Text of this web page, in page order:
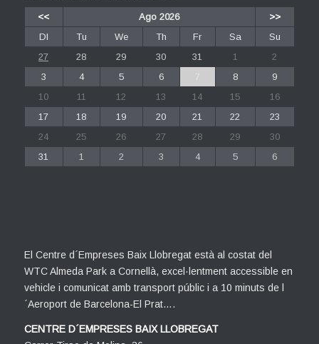
<< Ago 2026
>>
Dl
Tu We Th Fr Sa
Su
27
28 29 30 31 1
2
3
4 5 6 7 8
9
10
11 12 13 14 15
16
17
18 19 20 21 22
23
24
25 26 27 28 29
30
31
1 2 3 4 5 6
El Centre d´Empreses Baix Llobregat està al costat del
WTC Almeda Park a Cornellà, excel·lentment accessible en
vehicle i comunicat amb transport públic i a 10 minuts de l
´Aeroport de Barcelona-El Prat….
CENTRE D´EMPRESES BAIX LLOBREGAT